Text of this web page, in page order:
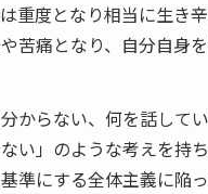
重度となり相当に生き
苦痛となり、自分自身
からない、何を話し
い」のような考えを持
準にする全体主義に陥